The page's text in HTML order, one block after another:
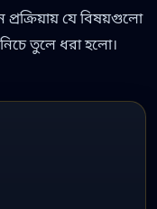
যে বিষয়গুলো
তুলে ধরা হলো।